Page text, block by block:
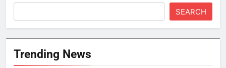
SEARCH
Trending News